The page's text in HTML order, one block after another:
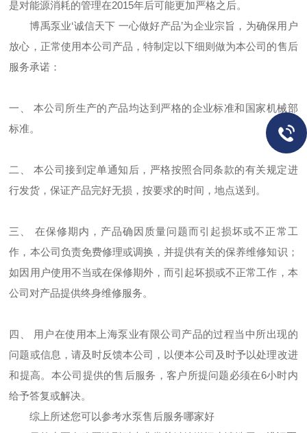
是对能源消耗的管理在2015年后可能更加严格之后。
博禹泵业‘诚信天下 一心做好产品’为企业宗旨，为确保用户
放心，正常使用本公司产品，特制定以下细则做为本公司的售后
服务承诺：
一、 本公司所生产的产品均达到严格的企业标准和国家机械部
标准。
二、 本公司接到定单通知后，严格按照合同条款的有关规定进
行发货，保证产品完好无损，按要求的时间，地点送到。
三、 在保修期内，产品确因质量问题而引起损坏或不正常工
作，本公司负责免费修理或调换，并提供有关的保养维修知识；
如因用户使用不当或在保修期外，而引起坏损或不正常工作，本
公司对产品提供终身维修服务。
四、 用户在使用本 上海泵业有限公司产品的过程当中所出现的
问题或信息，请及时反馈本公司，以便本公司及时予以处理改进
和提高。本公司提供的售后服务，客户所提问题必须在6小时内
给予答复或解决。
综上所述您可以参考水泵售后服务哪家好